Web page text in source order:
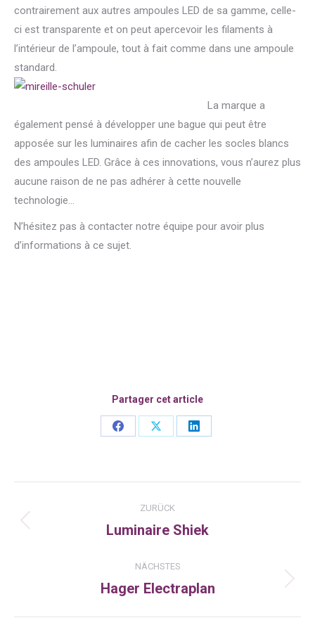
contrairement aux autres ampoules LED de sa gamme, celle-
ci est transparente et on peut apercevoir les filaments à
l’intérieur de l’ampoule, tout à fait comme dans une ampoule
standard.
La marque a
également pensé à développer une bague qui peut être
apposée sur les luminaires afin de cacher les socles blancs
des ampoules LED. Grâce à ces innovations, vous n’aurez plus
aucune raison de ne pas adhérer à cette nouvelle
technologie…
N’hésitez pas à contacter notre équipe pour avoir plus
d’informations à ce sujet.
Partager cet article
Share
Share
Share
Kommentarnavigation
ZURÜCK
Vorheriger
Luminaire Shiek
NÄCHSTES
Nächster
Hager Electraplan